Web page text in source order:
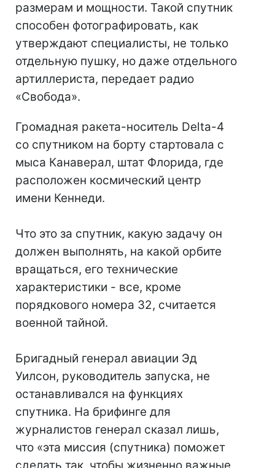
размерам и мощности. Такой спутник
способен фотографировать, как
утверждают специалисты, не только
отдельную пушку, но даже отдельного
артиллериста, передает радио
«Свобода».
Громадная ракета-носитель Delta-4
со спутником на борту стартовала с
мыса Канаверал, штат Флорида, где
расположен космический центр
имени Кеннеди.
Что это за спутник, какую задачу он
должен выполнять, на какой орбите
вращаться, его технические
характеристики - все, кроме
порядкового номера 32, считается
военной тайной.
Бригадный генерал авиации Эд
Уилсон, руководитель запуска, не
останавливался на функциях
спутника. На брифинге для
журналистов генерал сказал лишь,
что «эта миссия (спутника) поможет